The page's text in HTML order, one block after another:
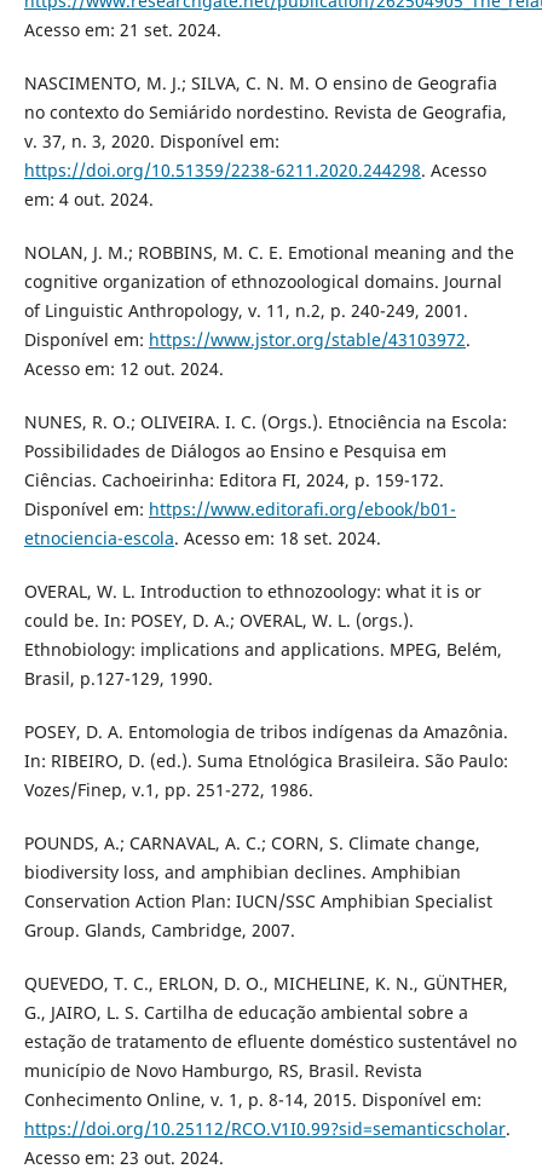
Acesso em: 21 set. 2024.
NASCIMENTO, M. J.; SILVA, C. N. M. O ensino de Geografia
no contexto do Semiárido nordestino. Revista de Geografia,
v. 37, n. 3, 2020. Disponível em:
https://doi.org/10.51359/2238-6211.2020.244298. Acesso
em: 4 out. 2024.
NOLAN, J. M.; ROBBINS, M. C. E. Emotional meaning and the
cognitive organization of ethnozoological domains. Journal
of Linguistic Anthropology, v. 11, n.2, p. 240-249, 2001.
Disponível em: https://www.jstor.org/stable/43103972.
Acesso em: 12 out. 2024.
NUNES, R. O.; OLIVEIRA. I. C. (Orgs.). Etnociência na Escola:
Possibilidades de Diálogos ao Ensino e Pesquisa em
Ciências. Cachoeirinha: Editora FI, 2024, p. 159-172.
Disponível em: https://www.editorafi.org/ebook/b01-
etnociencia-escola. Acesso em: 18 set. 2024.
OVERAL, W. L. Introduction to ethnozoology: what it is or
could be. In: POSEY, D. A.; OVERAL, W. L. (orgs.).
Ethnobiology: implications and applications. MPEG, Belém,
Brasil, p.127-129, 1990.
POSEY, D. A. Entomologia de tribos indígenas da Amazônia.
In: RIBEIRO, D. (ed.). Suma Etnológica Brasileira. São Paulo:
Vozes/Finep, v.1, pp. 251-272, 1986.
POUNDS, A.; CARNAVAL, A. C.; CORN, S. Climate change,
biodiversity loss, and amphibian declines. Amphibian
Conservation Action Plan: IUCN/SSC Amphibian Specialist
Group. Glands, Cambridge, 2007.
QUEVEDO, T. C., ERLON, D. O., MICHELINE, K. N., GÜNTHER,
G., JAIRO, L. S. Cartilha de educação ambiental sobre a
estação de tratamento de efluente doméstico sustentável no
município de Novo Hamburgo, RS, Brasil. Revista
Conhecimento Online, v. 1, p. 8-14, 2015. Disponível em:
https://doi.org/10.25112/RCO.V1I0.99?sid=semanticscholar.
Acesso em: 23 out. 2024.